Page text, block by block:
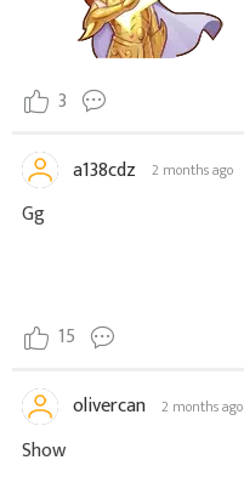
3
a138cdz 2 months ago
Gg
15
olivercan 2 months ago
Show